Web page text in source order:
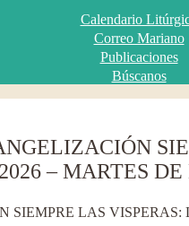
Calendario
Correo Mariano
Publicaciones
Búscanos
– MARTES
LAS